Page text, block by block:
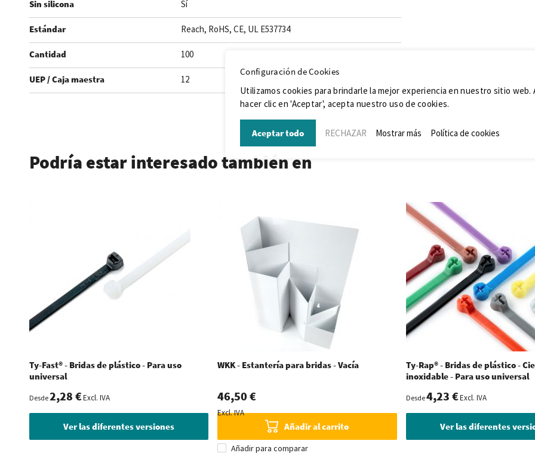
Sin silicona Sí
Estándar Reach, RoHS, CE, UL E537734
Cantidad 100
UEP / Caja maestra 12
Podría estar interesado también en
Ty-Fast® - Bridas de plástico - Para uso
universal
Desde2,28 €Excl. IVA
Ver las diferentes versiones
WKK - Estantería para bridas - Vacía
46,50 €
Excl. IVA
Añadir al carrito
Añadir para comparar
Ty-Rap® - Bridas de plástico -
inoxidable - Para uso universal
Desde4,23 €Excl. IVA
Ver las diferentes
Configuración de Cookies
Utilizamos cookies para brindarle la mejor experiencia en nuestro sitio web.
hacer clic en 'Aceptar', acepta nuestro uso de cookies.
Aceptar todo RECHAZAR Mostrar más Política de cookies